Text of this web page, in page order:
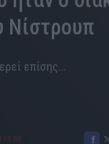
Νίστρουπ
επίσης…
| 15:50